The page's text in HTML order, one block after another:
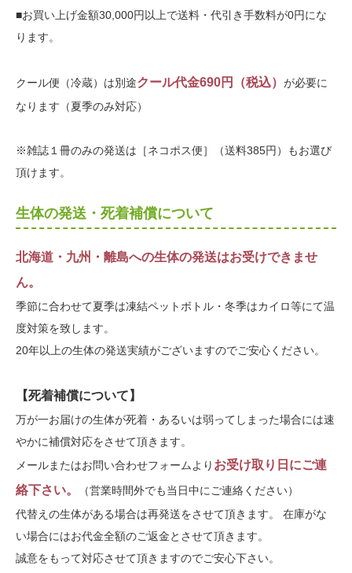
■お買い上げ金額30,000円以上で送料・代引き手数料が0円にな
ります。
クール便（冷蔵）は別途クール代金690円（税込） が必要に
なります（夏季のみ対応）
※雑誌１冊のみの発送は［ネコポス便］（送料385円）もお選び
頂けます。
生体の発送・死着補償について
北海道・九州・離島への生体の発送はお受けできませ
ん。
季節に合わせて夏季は凍結ペットボトル・冬季はカイロ等にて温
度対策を致します。
20年以上の生体の発送実績がございますのでご安心ください。
【死着補償について】
万が一お届けの生体が死着・あるいは弱ってしまった場合には速
やかに補償対応をさせて頂きます。
メールまたはお問い合わせフォームより お受け取り日にご連
絡下さい。
（営業時間外でも当日中にご連絡ください）
代替えの生体がある場合は再発送をさせて頂きます。 在庫がな
い場合にはお代金全額のご返金とさせて頂きます。
誠意をもって対応させて頂きますのでご安心下さい。